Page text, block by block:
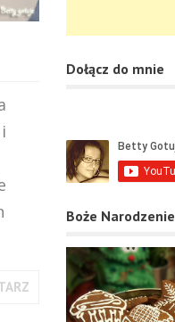
Dołącz do mnie
Boże Narodzenie